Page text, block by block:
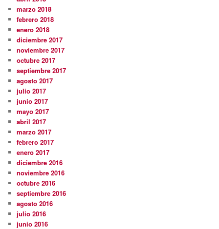
marzo 2018
febrero 2018
enero 2018
diciembre 2017
noviembre 2017
octubre 2017
septiembre 2017
agosto 2017
julio 2017
junio 2017
mayo 2017
abril 2017
marzo 2017
febrero 2017
enero 2017
diciembre 2016
noviembre 2016
octubre 2016
septiembre 2016
agosto 2016
julio 2016
junio 2016